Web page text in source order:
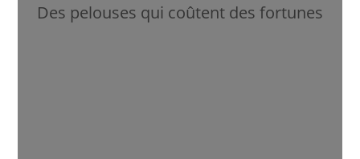
Des pelouses qui coûtent des fortunes